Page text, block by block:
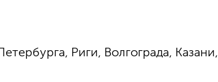
Риги, Волгограда, Казани,